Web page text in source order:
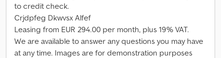
to credit check.
Crjdpfeg Dkwvsx Alfef
Leasing from EUR 294.00 per month, plus 19% VAT.
We are available to answer any questions you may have
at any time. Images are for demonstration purposes